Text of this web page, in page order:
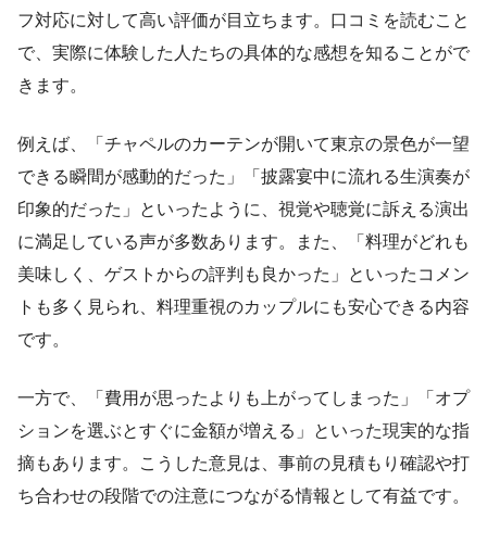
フ対応に対して高い評価が目立ちます。口コミを読むこと
で、実際に体験した人たちの具体的な感想を知ることがで
きます。
例えば、「チャペルのカーテンが開いて東京の景色が一望
できる瞬間が感動的だった」「披露宴中に流れる生演奏が
印象的だった」といったように、視覚や聴覚に訴える演出
に満足している声が多数あります。また、「料理がどれも
美味しく、ゲストからの評判も良かった」といったコメン
トも多く見られ、料理重視のカップルにも安心できる内容
です。
一方で、「費用が思ったよりも上がってしまった」「オプ
ションを選ぶとすぐに金額が増える」といった現実的な指
摘もあります。こうした意見は、事前の見積もり確認や打
ち合わせの段階での注意につながる情報として有益です。